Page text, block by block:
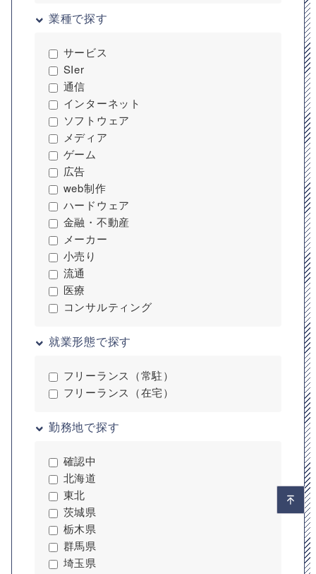
業種で探す
サービス
SIer
通信
インターネット
ソフトウェア
メディア
ゲーム
広告
web制作
ハードウェア
金融・不動産
メーカー
小売り
流通
医療
コンサルティング
就業形態で探す
フリーランス（常駐）
フリーランス（在宅）
勤務地で探す
確認中
北海道
東北
茨城県
栃木県
群馬県
埼玉県